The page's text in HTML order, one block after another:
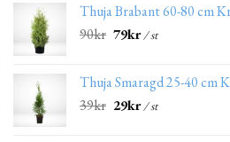
Thuja Brabant 60-80 cm
90kr 79kr/ st
Thuja Smaragd 25-40 cm
39kr 29kr/ st